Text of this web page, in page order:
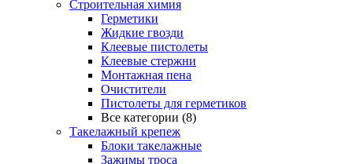
Строительная химия
Герметики
Жидкие гвозди
Клеевые пистолеты
Клеевые стержни
Монтажная пена
Очистители
Пистолеты для герметиков
Все категории (8)
Такелажный крепеж
Блоки такелажные
Зажимы троса